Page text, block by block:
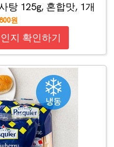
탕 125g, 혼합맛, 1개
원
지 확인하기